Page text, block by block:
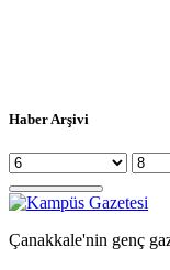
Haber Arşivi
Çanakkale'nin genç